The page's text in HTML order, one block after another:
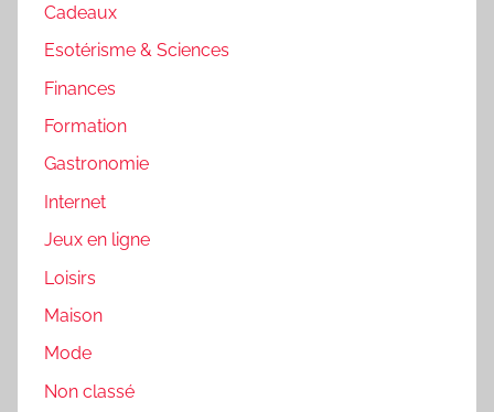
Cadeaux
Esotérisme & Sciences
Finances
Formation
Gastronomie
Internet
Jeux en ligne
Loisirs
Maison
Mode
Non classé